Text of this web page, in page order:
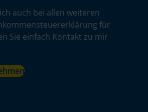
auch bei allen weiteren
für
Sie einfach Kontakt zu mir